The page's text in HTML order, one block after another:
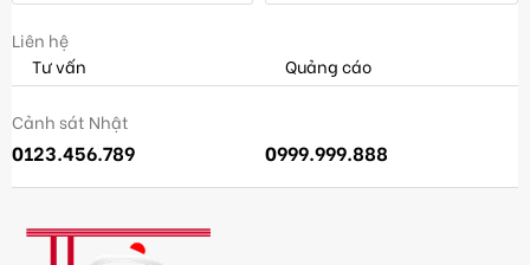
Liên hệ
Tư vấn
Quảng cáo
Cảnh sát Nhật
0123.456.789 0999.999.888